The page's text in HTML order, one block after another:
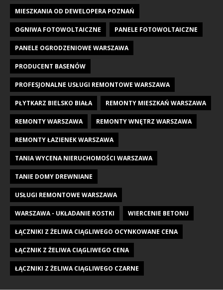
MIESZKANIA OD DEWELOPERA POZNAŃ
OGNIWA FOTOWOLTAICZNE PANELE FOTOWOLTAICZNE
PANELE OGRODZENIOWE WARSZAWA
PRODUCENT BASENÓW
PROFESJONALNE USŁUGI REMONTOWE WARSZAWA
PŁYTKARZ BIELSKO BIAŁA REMONTY MIESZKAŃ WARSZAWA
REMONTY WARSZAWA REMONTY WNĘTRZ WARSZAWA
REMONTY ŁAZIENEK WARSZAWA
TANIA WYCENA NIERUCHOMOŚCI WARSZAWA
TANIE DOMY DREWNIANE
USŁUGI REMONTOWE WARSZAWA
WARSZAWA - UKŁADANIE KOSTKI WIERCENIE BETONU
ŁĄCZNIKI Z ŻELIWA CIĄGLIWEGO OCYNKOWANE CENA
ŁĄCZNIK Z ŻELIWA CIĄGLIWEGO CENA
ŁĄCZNIKI Z ŻELIWA CIĄGLIWEGO CZARNE